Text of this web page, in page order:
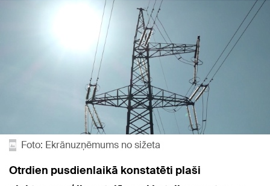
Foto: Ekrānuzņēmums no sižeta
Otrdien pusdienlaikā konstatēti plaši